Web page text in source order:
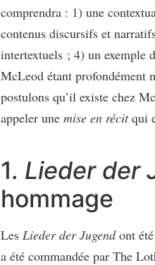
comprendra : 1) une
contenus discursifs et
intertextuels ; 4) un exemple
McLeod étant profondément
postulons qu’il existe chez
appeler une mise en récitqui
1. Lieder der
hommage
Les Lieder der Jugendont
a été commandée par The